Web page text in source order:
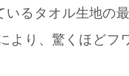
るタオル生地の
により、驚くほど